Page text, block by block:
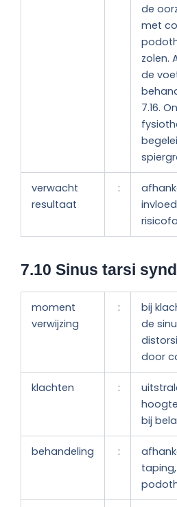
de
met
zolen.
de
7.16.
verwacht
resultaat
:
7.10 Sinus tarsi
moment
verwijzing
:
bij
de
door
klachten :
bij
behandeling :